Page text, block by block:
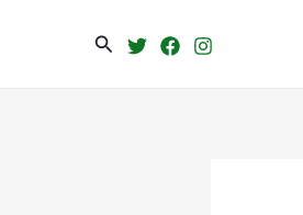
Search